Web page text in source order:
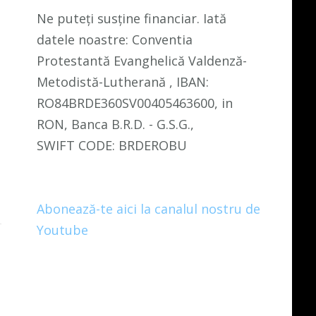
Ne puteți susține financiar. Iată
datele noastre: Conventia
Protestantă Evanghelică Valdenză-
Metodistă-Lutherană , IBAN:
RO84BRDE360SV00405463600, in
RON, Banca B.R.D. - G.S.G.,
SWIFT CODE: BRDEROBU
Abonează-te aici la canalul nostru de
Youtube